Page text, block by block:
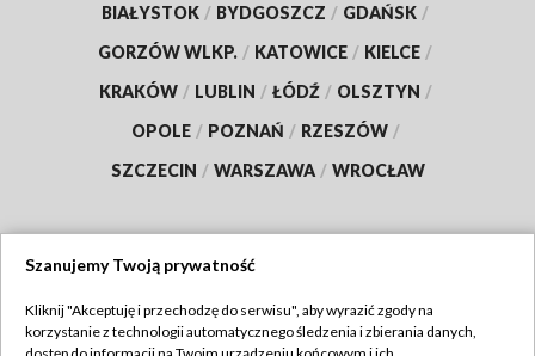
BIAŁYSTOK / BYDGOSZCZ / GDAŃSK /
GORZÓW WLKP. / KATOWICE / KIELCE /
KRAKÓW / LUBLIN / ŁÓDŹ / OLSZTYN /
OPOLE / POZNAŃ / RZESZÓW /
SZCZECIN / WARSZAWA / WROCŁAW
TVP
Szanujemy Twoją prywatność
Kliknij "Akceptuję i przechodzę do serwisu", aby wyrazić zgody na
korzystanie z technologii automatycznego śledzenia i zbierania danych,